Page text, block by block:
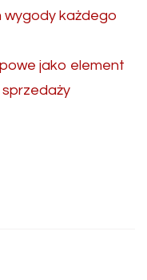
wygody każdego
jako element